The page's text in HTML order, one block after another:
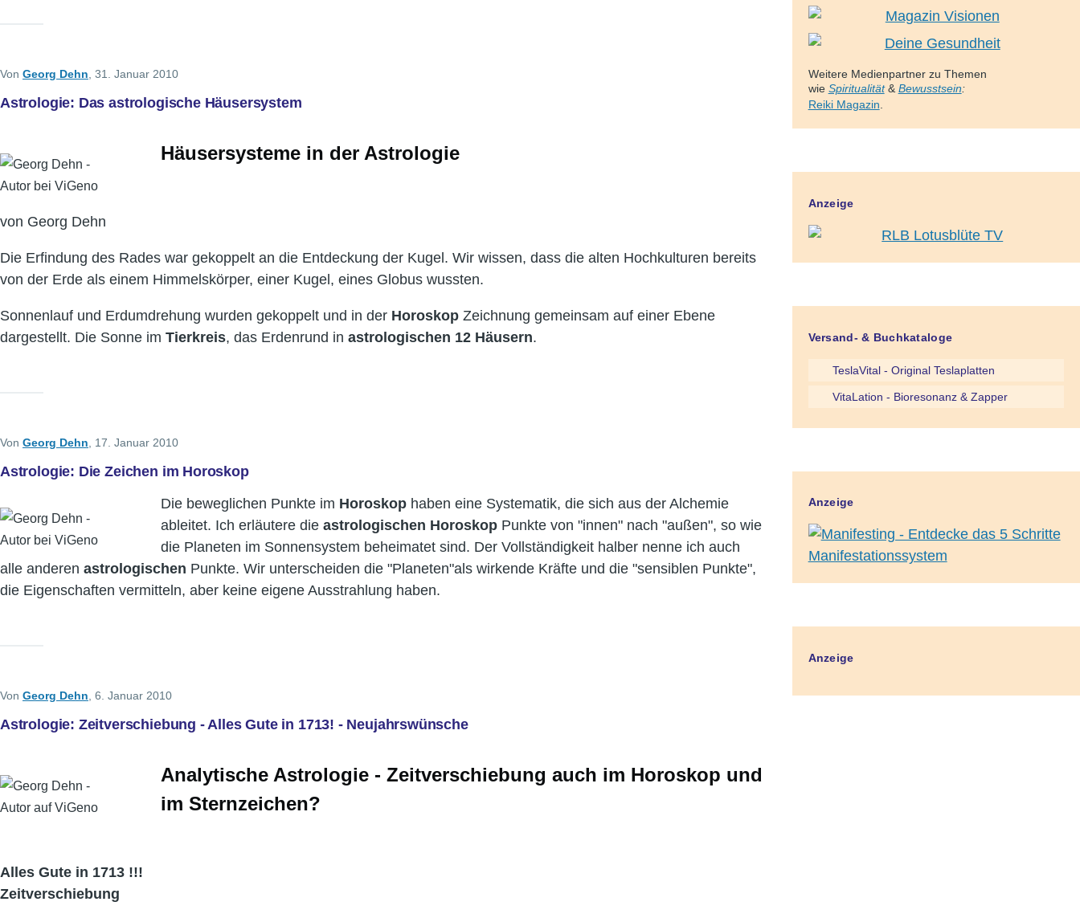
Von Georg Dehn , 31. Januar 2010
Astrologie: Das astrologische Häusersystem
Häusersysteme in der Astrologie
von Georg Dehn
Die Erfindung des Rades war gekoppelt an die Entdeckung der Kugel. Wir wissen, dass die alten Hochkulturen bereits
von der Erde als einem Himmelskörper, einer Kugel, eines Globus wussten.
Sonnenlauf und Erdumdrehung wurden gekoppelt und in der Horoskop Zeichnung gemeinsam auf einer Ebene
dargestellt. Die Sonne im Tierkreis, das Erdenrund in astrologischen 12 Häusern.
Von Georg Dehn , 17. Januar 2010
Astrologie: Die Zeichen im Horoskop
Die beweglichen Punkte im Horoskop haben eine Systematik, die sich aus der Alchemie
ableitet. Ich erläutere die astrologischen Horoskop Punkte von "innen" nach "außen", so wie
die Planeten im Sonnensystem beheimatet sind. Der Vollständigkeit halber nenne ich auch
alle anderen astrologischen Punkte. Wir unterscheiden die "Planeten"als wirkende Kräfte und die "sensiblen Punkte",
die Eigenschaften vermitteln, aber keine eigene Ausstrahlung haben.
Von Georg Dehn , 6. Januar 2010
Astrologie: Zeitverschiebung - Alles Gute in 1713! - Neujahrswünsche
Analytische Astrologie - Zeitverschiebung auch im Horoskop und
im Sternzeichen?
Alles Gute in 1713 !!!
Zeitverschiebung
Weitere Medienpartner zu Themen
wie Spiritualität& Bewusstsein:
Reiki Magazin.
Anzeige
Versand- & Buchkataloge
TeslaVital - Original Teslaplatten
VitaLation - Bioresonanz & Zapper
Anzeige
Anzeige